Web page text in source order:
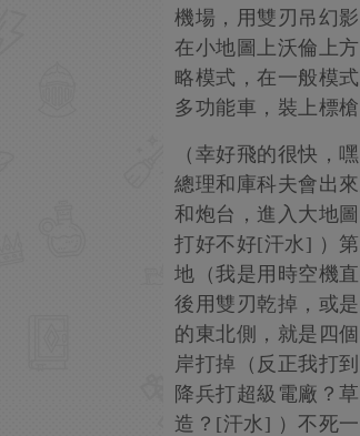
機場，用雙刃吊幻
在小地圖上沃倫上
略模式，在一般模
多功能車，裝上標
（幸好飛的很快，
總理和庫科夫會出
和炮台，進入大地
打好不好[汗水] ）
地（我是用時空機
後用雙刃乾掉，或
的東北側，就是四
岸打掉（反正我打
降兵打超級電廠？
造？[汗水] ）不死